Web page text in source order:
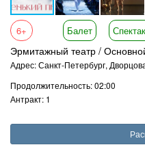
6+ Балет
Эрмитажный театр /
Адрес: Санкт-Петербург,
Продолжительность: 02:00
Антракт: 1